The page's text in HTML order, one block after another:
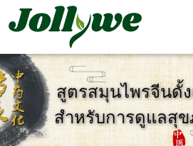
ยา แก้ ท้อง
อาหาร
อาหาร
ยา เม็ด แคปซูล
สูตรสมุนไพรจีนดั้
สำหรับการดูแลสุ